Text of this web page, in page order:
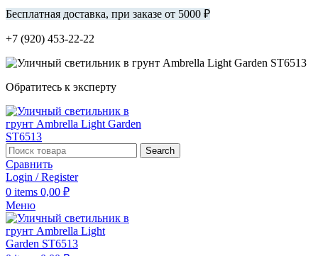
Бесплатная доставка, при заказе от 5000 ₽
+7 (920) 453-22-22
Обратитесь к эксперту
Search
Сравнить
Login / Register
0 items 0,00 ₽
Меню